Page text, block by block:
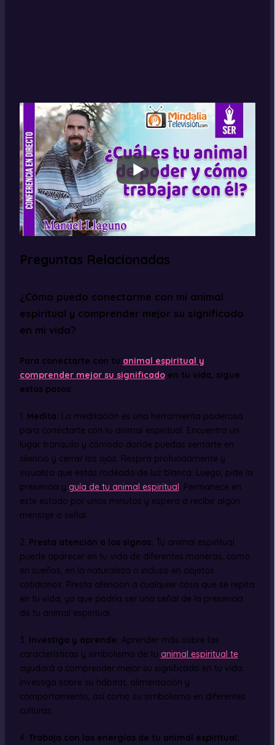
Preguntas Relacionadas
¿Cómo puedo conectarme con mi animal
espiritual y comprender mejor su significado
en mi vida?
Para conectarte con tu animal espiritual y
comprender mejor su significadoen tu vida, sigue
estos pasos:
1. Medita: La meditación es una herramienta poderosa
para conectarte con tu animal espiritual. Encuentra un
lugar tranquilo y cómodo donde puedas sentarte en
silencio y cerrar los ojos. Respira profundamente y
visualiza que estás rodeado de luz blanca. Luego, pide la
presencia y guía de tu animal espiritual. Permanece en
este estado por unos minutos y espera a recibir algún
mensaje o señal.
2. Presta atención a los signos: Tu animal espiritual
puede aparecer en tu vida de diferentes maneras, como
en sueños, en la naturaleza o incluso en objetos
cotidianos. Presta atención a cualquier cosa que se repita
en tu vida, ya que podría ser una señal de la presencia
de tu animal espiritual.
3. Investiga y aprende: Aprender más sobre las
características y simbolismo de tu animal espiritual te
ayudará a comprender mejor su significado en tu vida.
Investiga sobre su hábitat, alimentación y
comportamiento, así como su simbolismo en diferentes
culturas.
4. Trabaja con las energías de tu animal espiritual: